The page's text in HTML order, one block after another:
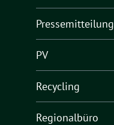
Pressemitteilung
PV
Recycling
Regionalbüro